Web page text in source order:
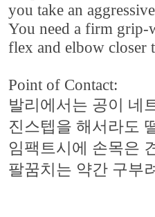
you take an
You need a firm grip-
flex and elbow closer
Point of Contact:
발리에서는 공이 네
진스텝을 해서라도
임팩트시에 손목은
팔꿈치는 약간 구부